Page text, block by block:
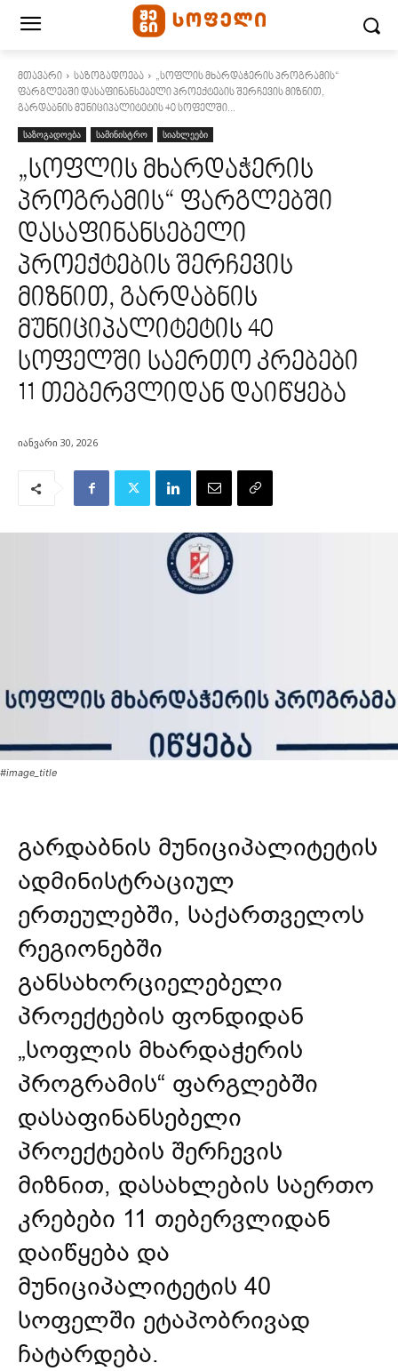
მთავარი საზოგადოება
„სოფლის მხარდაჭერის პროგრამის“
ფარგლებში დასაფინანსებელი პროექტების შერჩევის მიზნით,
გარდაბნის მუნიციპალიტეტის 40 სოფელში...
საზოგადოება სამინისტრო სიახლეები
„სოფლის მხარდაჭერის
პროგრამის“ ფარგლებში
დასაფინანსებელი
პროექტების შერჩევის
მიზნით, გარდაბნის
მუნიციპალიტეტის 40
სოფელში საერთო კრებები
11 თებერვლიდან დაიწყება
იანვარი 30, 2026
#image_title
გარდაბნის მუნიციპალიტეტის
ადმინისტრაციულ
ერთეულებში, საქართველოს
რეგიონებში
განსახორციელებელი
პროექტების ფონდიდან
„სოფლის მხარდაჭერის
პროგრამის“ ფარგლებში
დასაფინანსებელი
პროექტების შერჩევის
მიზნით, დასახლების საერთო
კრებები 11 თებერვლიდან
დაიწყება და
მუნიციპალიტეტის 40
სოფელში ეტაპობრივად
ჩატარდება.